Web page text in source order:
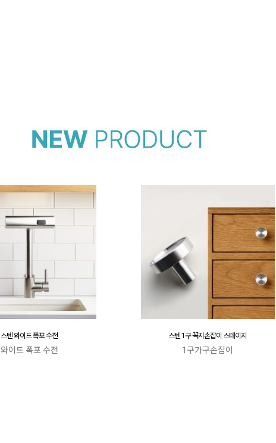
스텐 와이드 폭포 수전
와이드 폭포 수전
스텐 1구 꼭지손잡이 스테이지
1구가구손잡이